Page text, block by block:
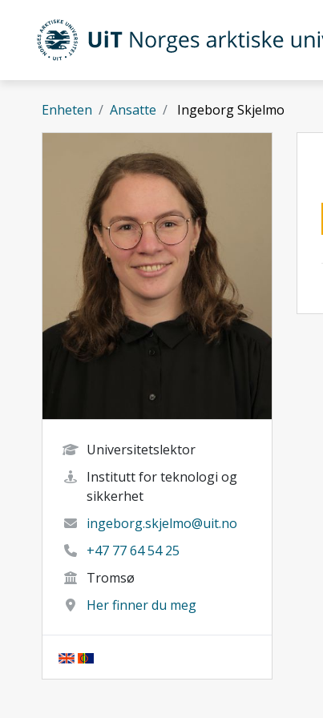
Gå til hovedinnhold
UiT Norges arktiske universitet
Enheten Ansatte Ingeborg Skjelmo
Universitetslektor
Institutt for teknologi og
sikkerhet
ingeborg.skjelmo@uit.no
+47 77 64 54 25
Tromsø
Her finner du meg